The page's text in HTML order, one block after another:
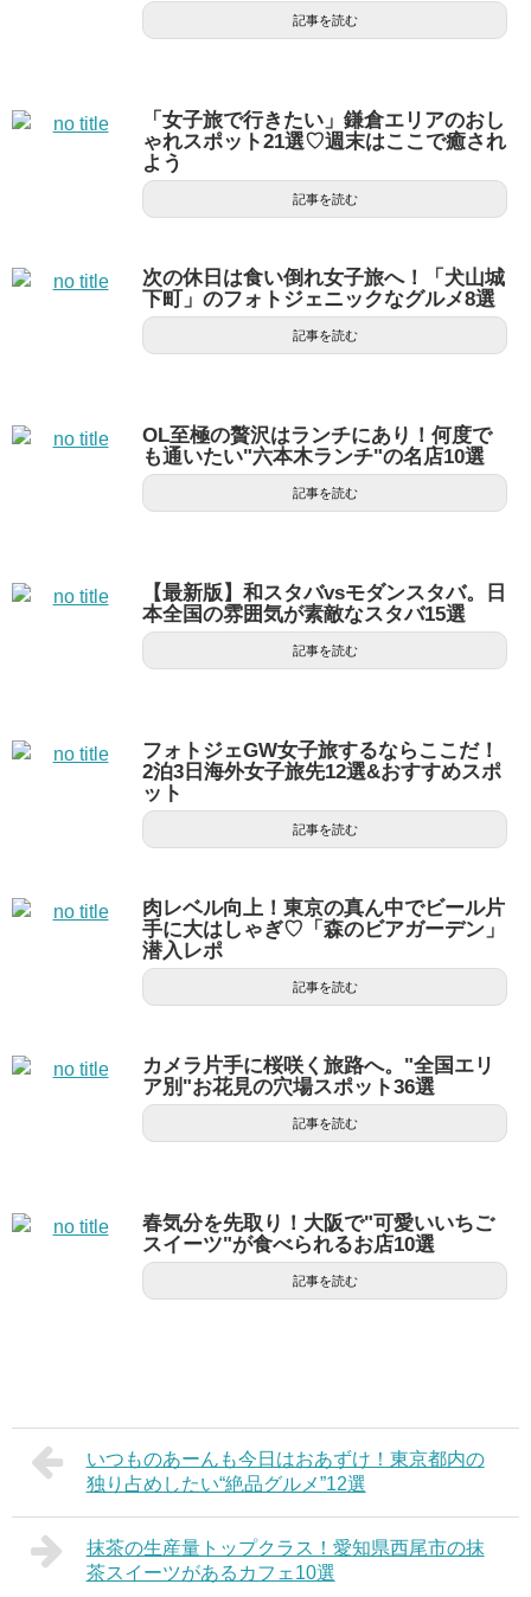
記事を読む
「女子旅で行きたい」鎌倉エリアのおし
ゃれスポット21選♡週末はここで癒され
よう
記事を読む
次の休日は食い倒れ女子旅へ！「犬山城
下町」のフォトジェニックなグルメ8選
記事を読む
OL至極の贅沢はランチにあり！何度で
も通いたい"六本木ランチ"の名店10選
記事を読む
【最新版】和スタバvsモダンスタバ。日
本全国の雰囲気が素敵なスタバ15選
記事を読む
フォトジェGW女子旅するならここだ！
2泊3日海外女子旅先12選&おすすめスポ
ット
記事を読む
肉レベル向上！東京の真ん中でビール片
手に大はしゃぎ♡「森のビアガーデン」
潜入レポ
記事を読む
カメラ片手に桜咲く旅路へ。"全国エリ
ア別"お花見の穴場スポット36選
記事を読む
春気分を先取り！大阪で"可愛いいちご
スイーツ"が食べられるお店10選
記事を読む
いつものあーんも今日はおあずけ！東京都内の
独り占めしたい“絶品グルメ”12選
抹茶の生産量トップクラス！愛知県西尾市の抹
茶スイーツがあるカフェ10選